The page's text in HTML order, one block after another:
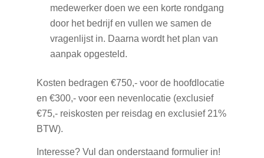
medewerker doen we een korte rondgang
door het bedrijf en vullen we samen de
vragenlijst in. Daarna wordt het plan van
aanpak opgesteld.
Kosten bedragen €750,- voor de hoofdlocatie
en €300,- voor een nevenlocatie (exclusief
€75,- reiskosten per reisdag en exclusief 21%
BTW).
Interesse? Vul dan onderstaand formulier in!